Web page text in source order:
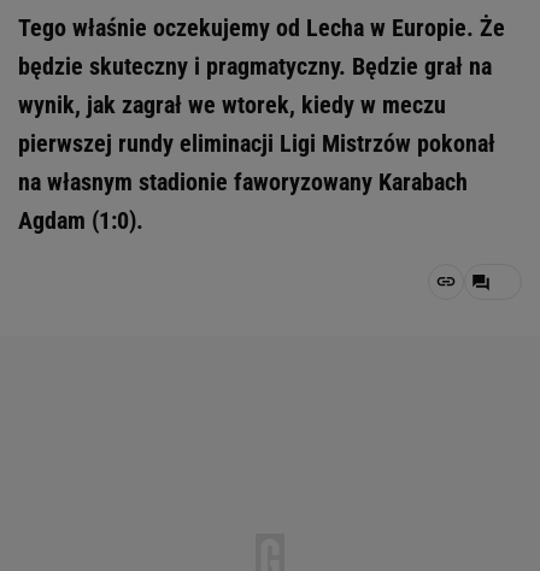
Tego właśnie oczekujemy od Lecha w Europie. Że
będzie skuteczny i pragmatyczny. Będzie grał na
wynik, jak zagrał we wtorek, kiedy w meczu
pierwszej rundy eliminacji Ligi Mistrzów pokonał
na własnym stadionie faworyzowany Karabach
Agdam (1:0).